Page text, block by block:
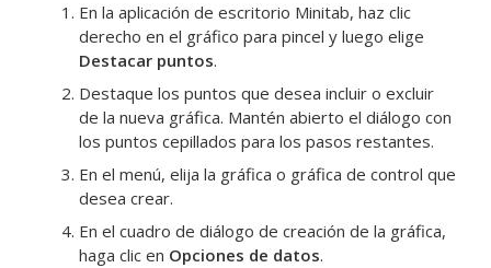
En la aplicación de escritorio Minitab, haz clic
derecho en el gráfico para pincel y luego elige
Destacar puntos.
Destaque los puntos que desea incluir o excluir
de la nueva gráfica. Mantén abierto el diálogo con
los puntos cepillados para los pasos restantes.
En el menú, elija la gráfica o gráfica de control que
desea crear.
En el cuadro de diálogo de creación de la gráfica,
haga clic en Opciones de datos.